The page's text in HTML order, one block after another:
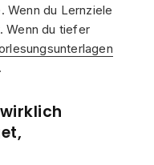
Wenn du Lernziele
Wenn du tiefer